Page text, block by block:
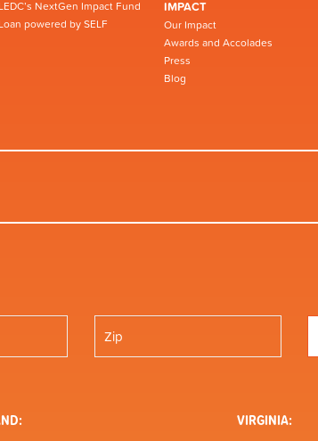
LEDC’s NextGen Impact Fund
Loan powered by SELF
IMPACT
Our Impact
Awards and Accolades
Press
Blog
VIRGINIA: